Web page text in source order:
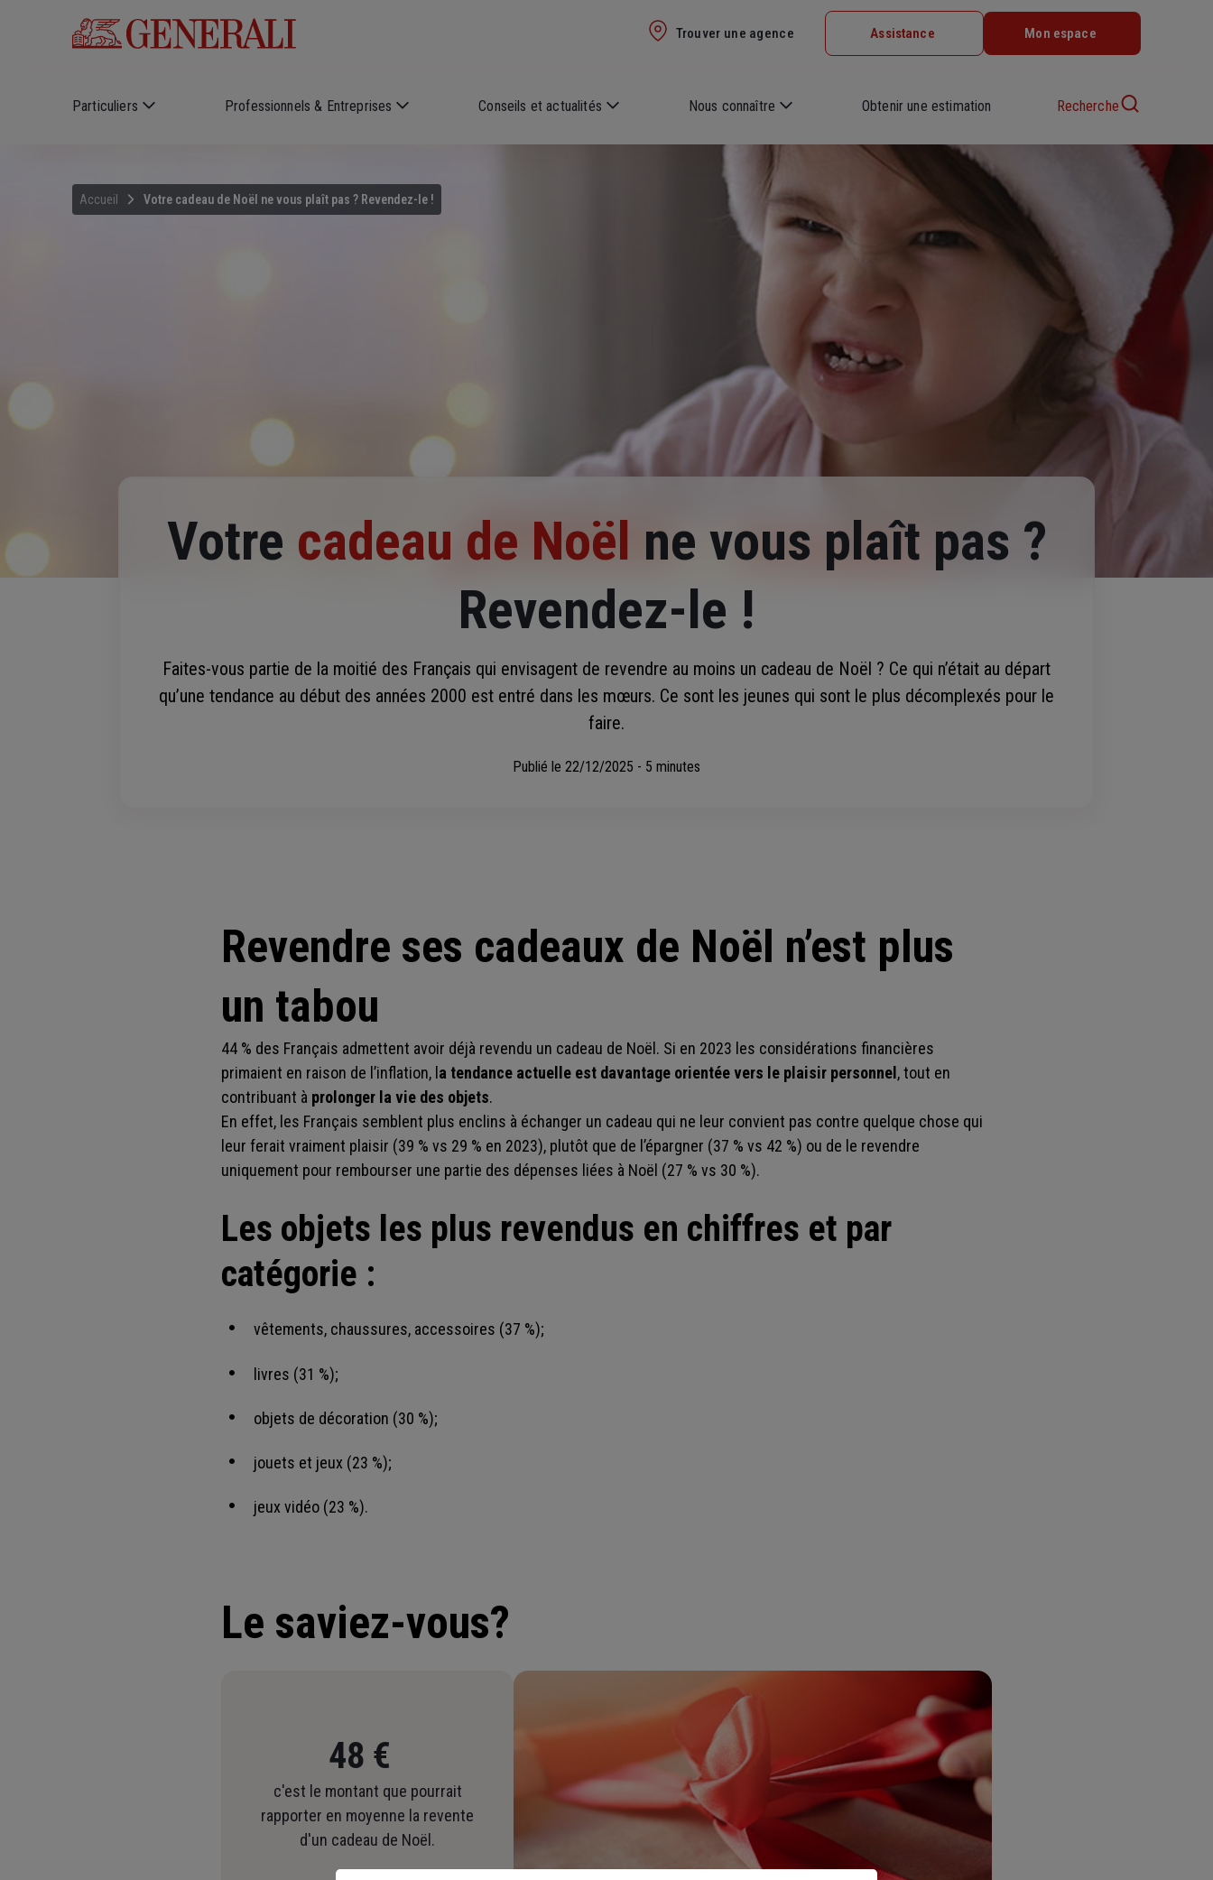
Trouver une agence Assistance Mon espace
Particuliers Professionnels & Entreprises Conseils et actualités Nous connaître Obtenir une estimation Recherche
Accueil Votre cadeau de Noël ne vous plaît pas ? Revendez-le !
Votre cadeau de Noël ne vous plaît pas ?
Revendez-le !
Faites-vous partie de la moitié des Français qui envisagent de revendre au moins un cadeau de Noël ? Ce qui n’était au départ
qu’une tendance au début des années 2000 est entré dans les mœurs. Ce sont les jeunes qui sont le plus décomplexés pour le
faire.
Publié le 22/12/2025 - 5 minutes
Revendre ses cadeaux de Noël n’est plus
un tabou
44 % des Français admettent avoir déjà revendu un cadeau de Noël. Si en 2023 les considérations financières
primaient en raison de l’inflation, l a tendance actuelle est davantage orientée vers le plaisir personnel , tout en
contribuant à prolonger la vie des objets.
En effet, les Français semblent plus enclins à échanger un cadeau qui ne leur convient pas contre quelque chose qui
leur ferait vraiment plaisir (39 % vs 29 % en 2023), plutôt que de l’épargner (37 % vs 42 %) ou de le revendre
uniquement pour rembourser une partie des dépenses liées à Noël (27 % vs 30 %).
Les objets les plus revendus en chiffres et par
catégorie :
vêtements, chaussures, accessoires (37 %);
livres (31 %);
objets de décoration (30 %);
jouets et jeux (23 %);
jeux vidéo (23 %).
Le saviez-vous?
48 €
c'est le montant que pourrait
rapporter en moyenne la revente
d'un cadeau de Noël.